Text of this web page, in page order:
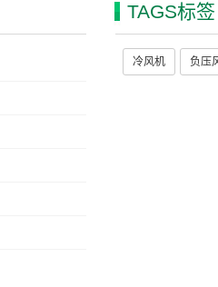
TAGS标签
冷风机 负压